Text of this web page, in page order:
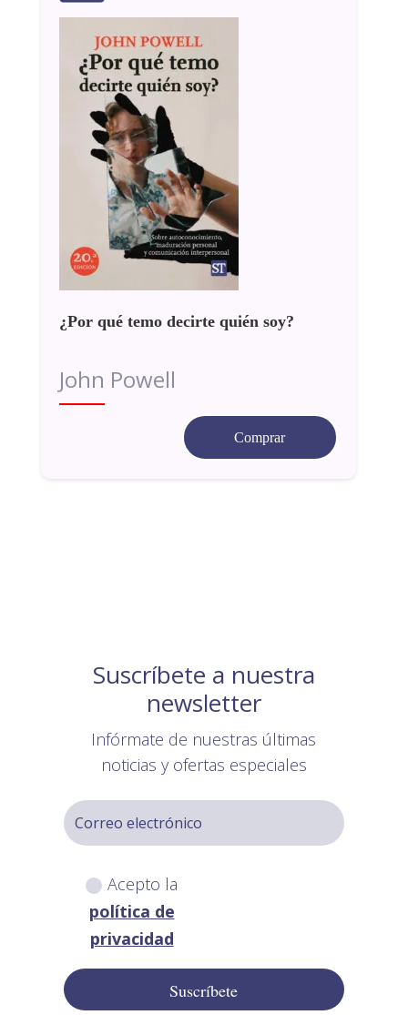
¿Por qué temo decirte quién soy?
John Powell
Comprar
Suscríbete a nuestra
newsletter
Infórmate de nuestras últimas
noticias y ofertas especiales
Acepto la
política de
privacidad
Suscríbete